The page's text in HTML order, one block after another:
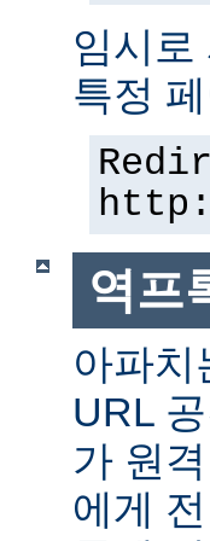
임시로
특정
역프
아파치
URL
가 원
에게